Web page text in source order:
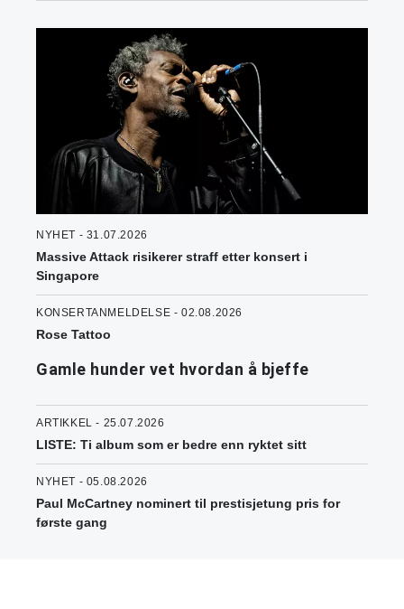
NYHET - 31.07.2026
Massive Attack risikerer straff etter konsert i
Singapore
KONSERTANMELDELSE - 02.08.2026
Rose Tattoo
Gamle hunder vet hvordan å bjeffe
ARTIKKEL - 25.07.2026
LISTE: Ti album som er bedre enn ryktet sitt
NYHET - 05.08.2026
Paul McCartney nominert til prestisjetung pris for
første gang